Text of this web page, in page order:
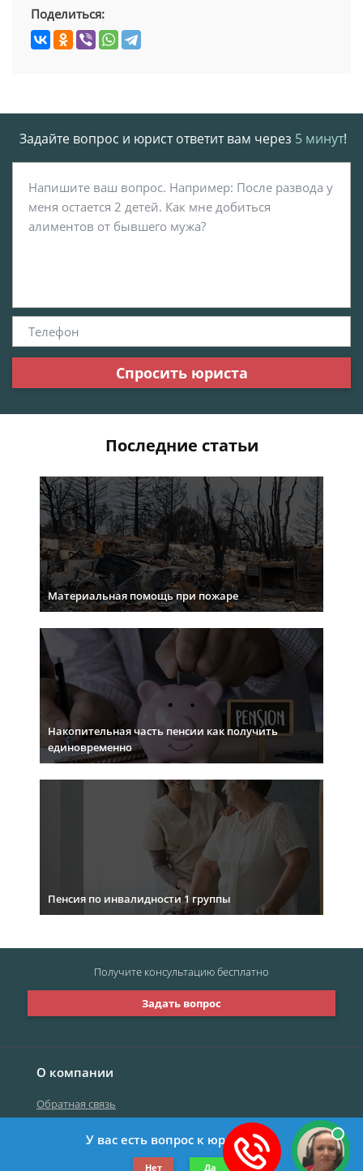
Поделиться:
Задайте вопрос и юрист ответит вам через 5 минут!
Спросить юриста
Последние статьи
Материальная помощь при пожаре
Накопительная часть пенсии как получить
единовременно
Пенсия по инвалидности 1 группы
О компании
Обратная связь
©2019-2026 Все права защищены.
Задать вопрос
Получите консультациюбесплатно
У вас есть вопрос к юристу?
Нет Да